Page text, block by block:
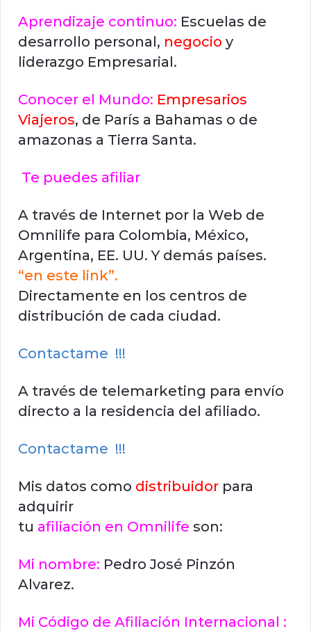
Aprendizaje continuo: Escuelas de
desarrollo personal, negocio y
liderazgo Empresarial.
Conocer el Mundo: Empresarios
Viajeros, de París a Bahamas o de
amazonas a Tierra Santa.
Te puedes afiliar
A través de Internet por la Web de
Omnilife para Colombia, México,
Argentina, EE. UU. Y demás países.
“en este link”.
Directamente en los centros de
distribución de cada ciudad.
Contactame !!!
A través de telemarketing para envío
directo a la residencia del afiliado.
Contactame !!!
Mis datos como distribuidor para
adquirir
tu afiliación en Omnilife son:
Mi nombre: Pedro José Pinzón
Alvarez.
Mi Código de Afiliación Internacional :